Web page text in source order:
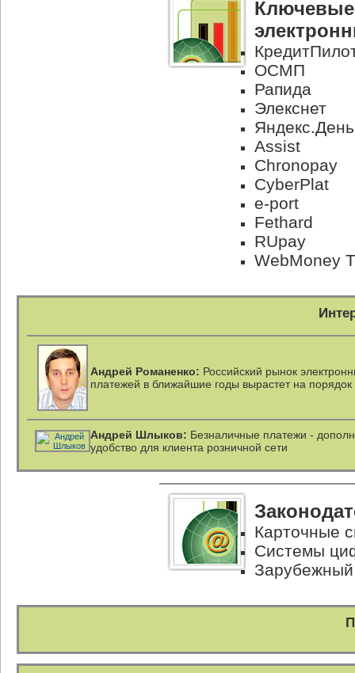
Ключевые
ОСМП
Рапида
Элекснет
Assist
Chronopay
CyberPlat
e-port
Fethard
RUpay
WebMoney
Андрей Романенко: Российский рынок
платежей в ближайшие годы вырастет на порядок
Андрей Шлыков: Безналичные платежи -
удобство для клиента розничной сети
Карточные
Системы